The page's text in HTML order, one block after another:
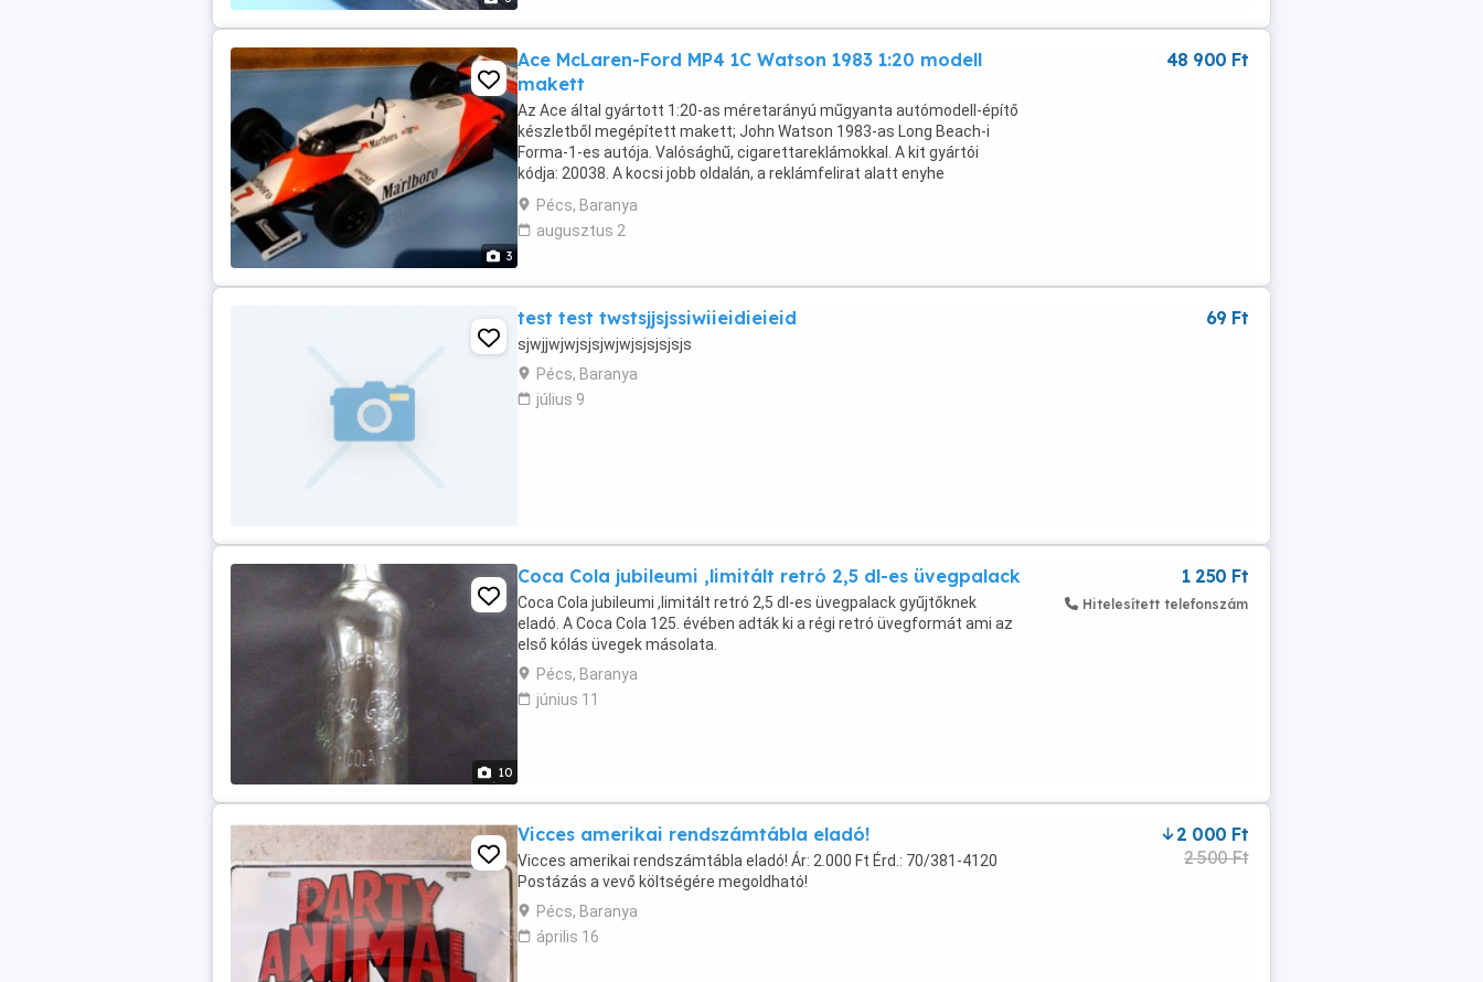
3
Ace McLaren-Ford MP4 1C Watson 1983 1:20 modell
makett
Az Ace által gyártott 1:20-as méretarányú műgyanta autómodell-építő
készletből megépített makett; John Watson 1983-as Long Beach-i
Forma-1-es autója. Valósághű, cigarettareklámokkal. A kit gyártói
kódja: 20038. A kocsi jobb oldalán, a reklámfelirat alatt enyhe
ragasztócsík van. Személyesen átvehető ...
Pécs, Baranya
augusztus 2
48 900 Ft
test test twstsjjsjssiwiieidieieid
sjwjjwjwjsjsjwjwjsjsjsjsjs
Pécs, Baranya
július 9
69 Ft
10
Coca Cola jubileumi ,limitált retró 2,5 dl-es üvegpalack
Coca Cola jubileumi ,limitált retró 2,5 dl-es üvegpalack gyűjtőknek
eladó. A Coca Cola 125. évében adták ki a régi retró üvegformát ami az
első kólás üvegek másolata.
Pécs, Baranya
június 11
1 250 Ft
Hitelesített telefonszám
Vicces amerikai rendszámtábla eladó!
Vicces amerikai rendszámtábla eladó! Ár: 2.000 Ft Érd.: 70/381-4120
Postázás a vevő költségére megoldható!
Pécs, Baranya
április 16
2 000 Ft
2 500 Ft